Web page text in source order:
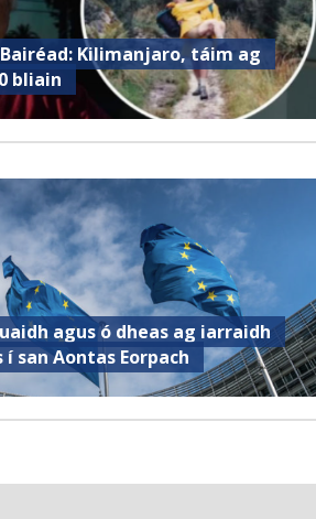
Kilimanjaro, táim ag
bliain
agus ó dheas ag iarraidh
san Aontas Eorpach